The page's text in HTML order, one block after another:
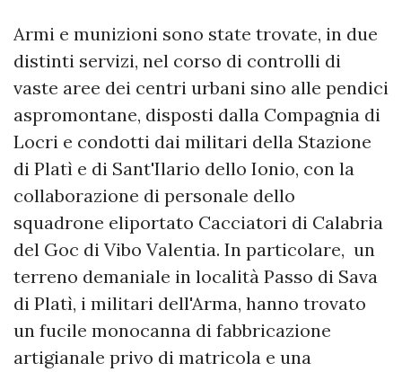
Armi e munizioni sono state trovate, in due
distinti servizi, nel corso di controlli di
vaste aree dei centri urbani sino alle pendici
aspromontane, disposti dalla Compagnia di
Locri e condotti dai militari della Stazione
di Platì e di Sant'Ilario dello Ionio, con la
collaborazione di personale dello
squadrone eliportato Cacciatori di Calabria
del Goc di Vibo Valentia. In particolare, un
terreno demaniale in località Passo di Sava
di Platì, i militari dell'Arma, hanno trovato
un fucile monocanna di fabbricazione
artigianale privo di matricola e una